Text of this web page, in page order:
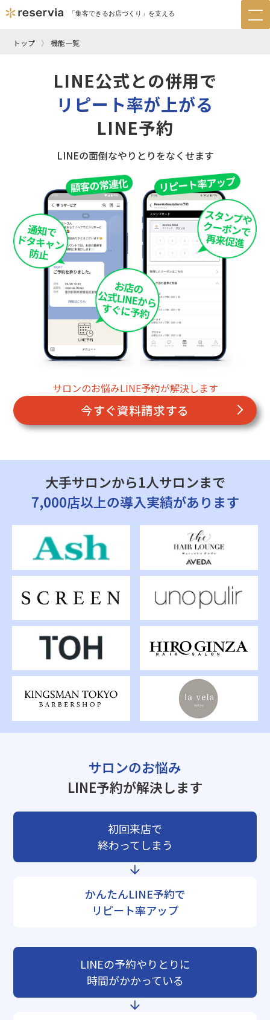
「集客できるお店づくり」を支える
トップ 機能一覧
LINE公式との併用で
リピート率が上がる
LINE予約
LINEの面倒なやりとりをなくせます
サロンのお悩みLINE予約が解決します
今すぐ資料請求する
大手サロンから1人サロンまで
7,000店以上の導入実績があります
サロンのお悩み
LINE予約が解決します
初回来店で
終わってしまう
かんたんLINE予約で
リピート率アップ
LINEの予約やりとりに
時間がかかっている